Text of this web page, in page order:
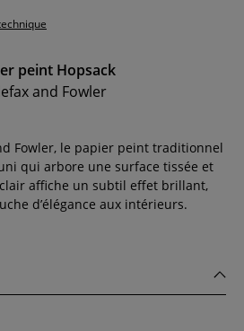
peint Hopsack
and Fowler
Fowler, le papier peint traditionnel
qui arbore une surface tissée et
affiche un subtil effet brillant,
d’élégance aux intérieurs.